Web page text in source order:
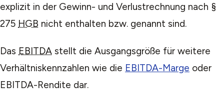
explizit in der Gewinn- und Verlustrechnung nach §
275 HGB nicht enthalten bzw. genannt sind.
Das EBITDA stellt die Ausgangsgröße für weitere
Verhältniskennzahlen wie die EBITDA-Marge oder
EBITDA-Rendite dar.